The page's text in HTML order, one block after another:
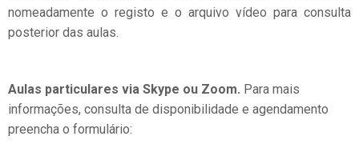
nomeadamente o registo e o arquivo vídeo para consulta
posterior das aulas.
Aulas particulares via Skype ou Zoom. Para mais
informações, consulta de disponibilidade e agendamento
preencha o formulário: